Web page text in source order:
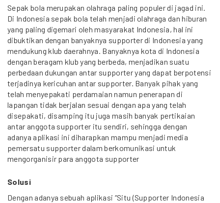
Sepak bola merupakan olahraga paling populer di jagad ini.
Di Indonesia sepak bola telah menjadi olahraga dan hiburan
yang paling digemari oleh masyarakat Indonesia, hal ini
dibuktikan dengan banyaknya supporter di Indonesia yang
mendukung klub daerahnya. Banyaknya kota di Indonesia
dengan beragam klub yang berbeda, menjadikan suatu
perbedaan dukungan antar supporter yang dapat berpotensi
terjadinya kericuhan antar supporter. Banyak pihak yang
telah menyepakati perdamaian namun penerapan di
lapangan tidak berjalan sesuai dengan apa yang telah
disepakati, disamping itu juga masih banyak pertikaian
antar anggota supporter itu sendiri, sehingga dengan
adanya aplikasi ini diharapkan mampu menjadi media
pemersatu supporter dalam berkomunikasi untuk
mengorganisir para anggota supporter
Solusi
Dengan adanya sebuah aplikasi “Situ (Supporter Indonesia